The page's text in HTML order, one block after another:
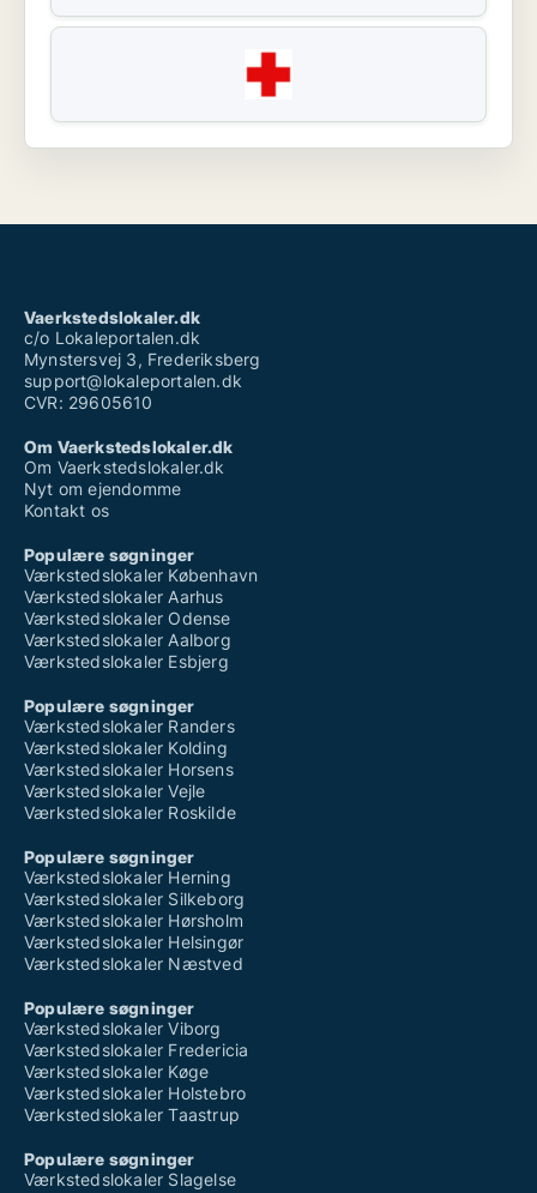
Vaerkstedslokaler.dk
c/o Lokaleportalen.dk
Mynstersvej 3, Frederiksberg
support@lokaleportalen.dk
CVR: 29605610
Om Vaerkstedslokaler.dk
Om Vaerkstedslokaler.dk
Nyt om ejendomme
Kontakt os
Populære søgninger
Værkstedslokaler København
Værkstedslokaler Aarhus
Værkstedslokaler Odense
Værkstedslokaler Aalborg
Værkstedslokaler Esbjerg
Populære søgninger
Værkstedslokaler Randers
Værkstedslokaler Kolding
Værkstedslokaler Horsens
Værkstedslokaler Vejle
Værkstedslokaler Roskilde
Populære søgninger
Værkstedslokaler Herning
Værkstedslokaler Silkeborg
Værkstedslokaler Hørsholm
Værkstedslokaler Helsingør
Værkstedslokaler Næstved
Populære søgninger
Værkstedslokaler Viborg
Værkstedslokaler Fredericia
Værkstedslokaler Køge
Værkstedslokaler Holstebro
Værkstedslokaler Taastrup
Populære søgninger
Værkstedslokaler Slagelse